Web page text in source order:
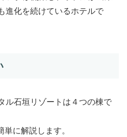
進化を続けているホテルで
ル石垣リゾートは４つの棟で
に解説します。